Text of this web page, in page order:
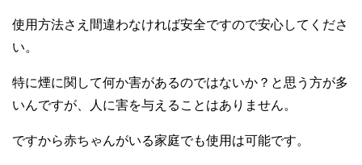
使用方法さえ間違わなければ安全ですので安心してくださ
い。
特に煙に関して何か害があるのではないか？と思う方が多
いんですが、人に害を与えることはありません。
ですから赤ちゃんがいる家庭でも使用は可能です。